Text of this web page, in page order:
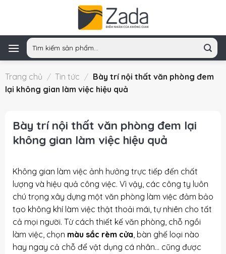
Tìm
kiếm:
Trang chủ / Tin tức / Bày trí nội thất văn phòng đem
lại không gian làm việc hiệu quả
Bày trí nội thất văn phòng đem lại
không gian làm việc hiệu quả
Không gian làm việc ảnh hưởng trực tiếp đến chất
lượng và hiệu quả công việc. Vì vậy, các công ty luôn
chú trọng xây dựng một văn phòng làm việc đảm bảo
tạo không khí làm việc thật thoải mái, tự nhiên cho tất
cả mọi người. Từ cách thiết kế văn phòng, chỗ ngồi
làm việc, chọn màu sắc rèm cửa, bàn ghế loại nào
hay ngay cả chỗ để vật dụng cá nhân… cũng được